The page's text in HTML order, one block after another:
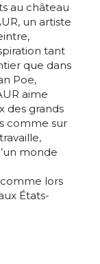
au château
un artiste
tant
que dans
Poe,
aime
des grands
comme sur
monde
lors
États-